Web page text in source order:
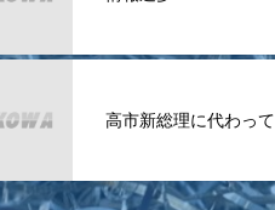
高市新総理に代わって